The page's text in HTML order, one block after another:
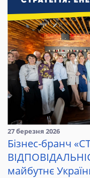
27 березня 2026
Бізнес-бранч
майбутнє